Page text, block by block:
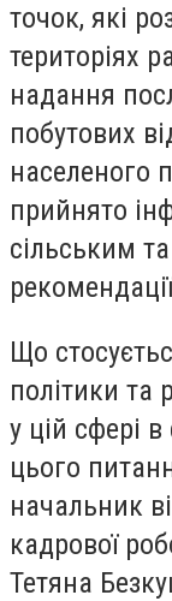
точок, які
територіях
надання
побутових
населеного
прийнято
сільським
Що
політики та
у цій сфері в
цього
начальник
кадрової
Тетяна